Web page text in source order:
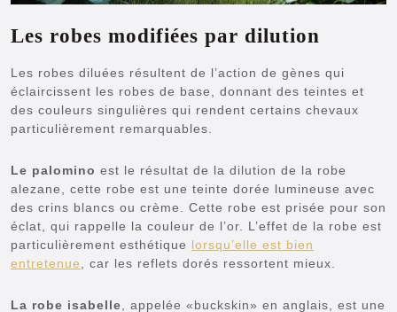
Les robes modifiées par dilution
Les robes diluées résultent de l’action de gènes qui
éclaircissent les robes de base, donnant des teintes et
des couleurs singulières qui rendent certains chevaux
particulièrement remarquables.
Le palomino est le résultat de la dilution de la robe
alezane, cette robe est une teinte dorée lumineuse avec
des crins blancs ou crème. Cette robe est prisée pour son
éclat, qui rappelle la couleur de l’or. L’effet de la robe est
particulièrement esthétique lorsqu’elle est bien
entretenue
, car les reflets dorés ressortent mieux.
La robe isabelle , appelée «buckskin» en anglais, est une